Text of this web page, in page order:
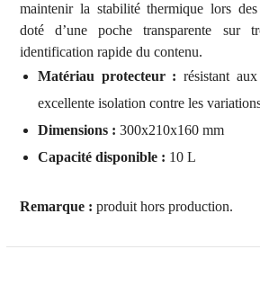
maintenir la stabilité thermique lors
doté d’une poche transparente sur
identification rapide du contenu.
Matériau protecteur : résistant
excellente isolation contre les
Dimensions : 300x210x160 mm
Capacité disponible : 10 L
Remarque : produit hors production.